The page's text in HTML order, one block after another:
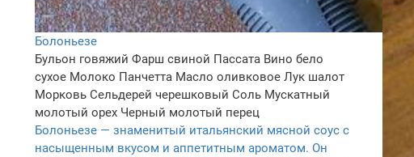
Болоньезе
Бульон говяжий Фарш свиной Пассата Вино бело
сухое Молоко Панчетта Масло оливковое Лук шалот
Морковь Сельдерей черешковый Соль Мускатный
молотый орех Черный молотый перец
Болоньезе — знаменитый итальянский мясной соус с
насыщенным вкусом и аппетитным ароматом. Он